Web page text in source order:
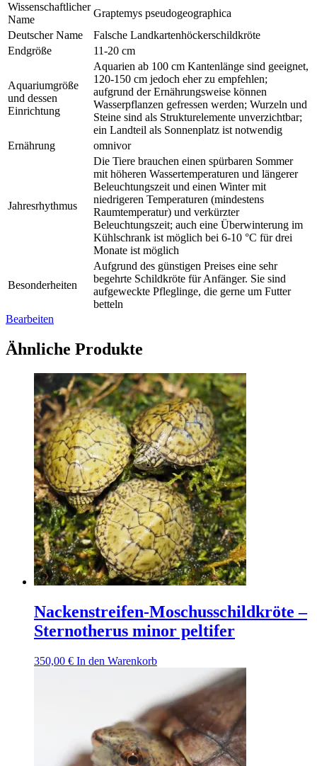
Bearbeiten
Wissenschaftlicher
Name
Graptemys pseudogeographica
Deutscher Name
Falsche Landkartenhöckerschildkröte
Endgröße
11-20 cm
Aquariumgröße
und dessen
Einrichtung
Aquarien ab 100 cm Kantenlänge sind geeignet,
120-150 cm jedoch eher zu empfehlen;
aufgrund der Ernährungsweise können
Wasserpflanzen gefressen werden; Wurzeln und
Steine sind als Strukturelemente unverzichtbar;
ein Landteil als Sonnenplatz ist notwendig
Ernährung
omnivor
Jahresrhythmus
Die Tiere brauchen einen spürbaren Sommer
mit höheren Wassertemperaturen und längerer
Beleuchtungszeit und einen Winter mit
niedrigeren Temperaturen (mindestens
Raumtemperatur) und verkürzter
Beleuchtungszeit; auch eine Überwinterung im
Kühlschrank ist möglich bei 6-10 °C für drei
Monate ist möglich
Besonderheiten
Aufgrund des günstigen Preises eine sehr
begehrte Schildkröte für Anfänger. Sie sind
aufgeweckte Pfleglinge, die gerne um Futter
betteln
Ähnliche Produkte
Nackenstreifen-Moschusschildkröte –
Sternotherus minor peltifer
350,00 € In den Warenkorb